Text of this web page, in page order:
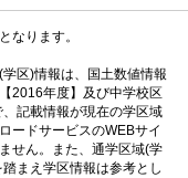
なります。
区)情報は、国土数値情報
2016年度】及び中学校区
記載情報が現在の学区域
ードサービスのWEBサイ
せん。また、通学区域(学
まえ学区情報は参考とし